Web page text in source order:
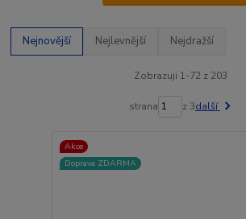
Nejnovější Nejlevnější Nejdražší
Zobrazuji 1-72 z 203
strana z 3další
Akce
Doprava ZDARMA